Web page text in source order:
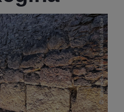
Wikimedia / Foto: Burkhard Mücke